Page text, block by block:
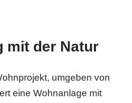
mit der Natur
umgeben von
eine Wohnanlage mit